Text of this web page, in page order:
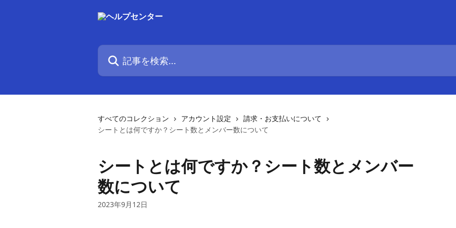
記事を検索...
すべてのコレクション アカウント設定
請求・お支払いについて
シートとは何ですか？シート数とメンバー数について
シートとは何ですか？シート数とメンバー
数について
2023年9月12日